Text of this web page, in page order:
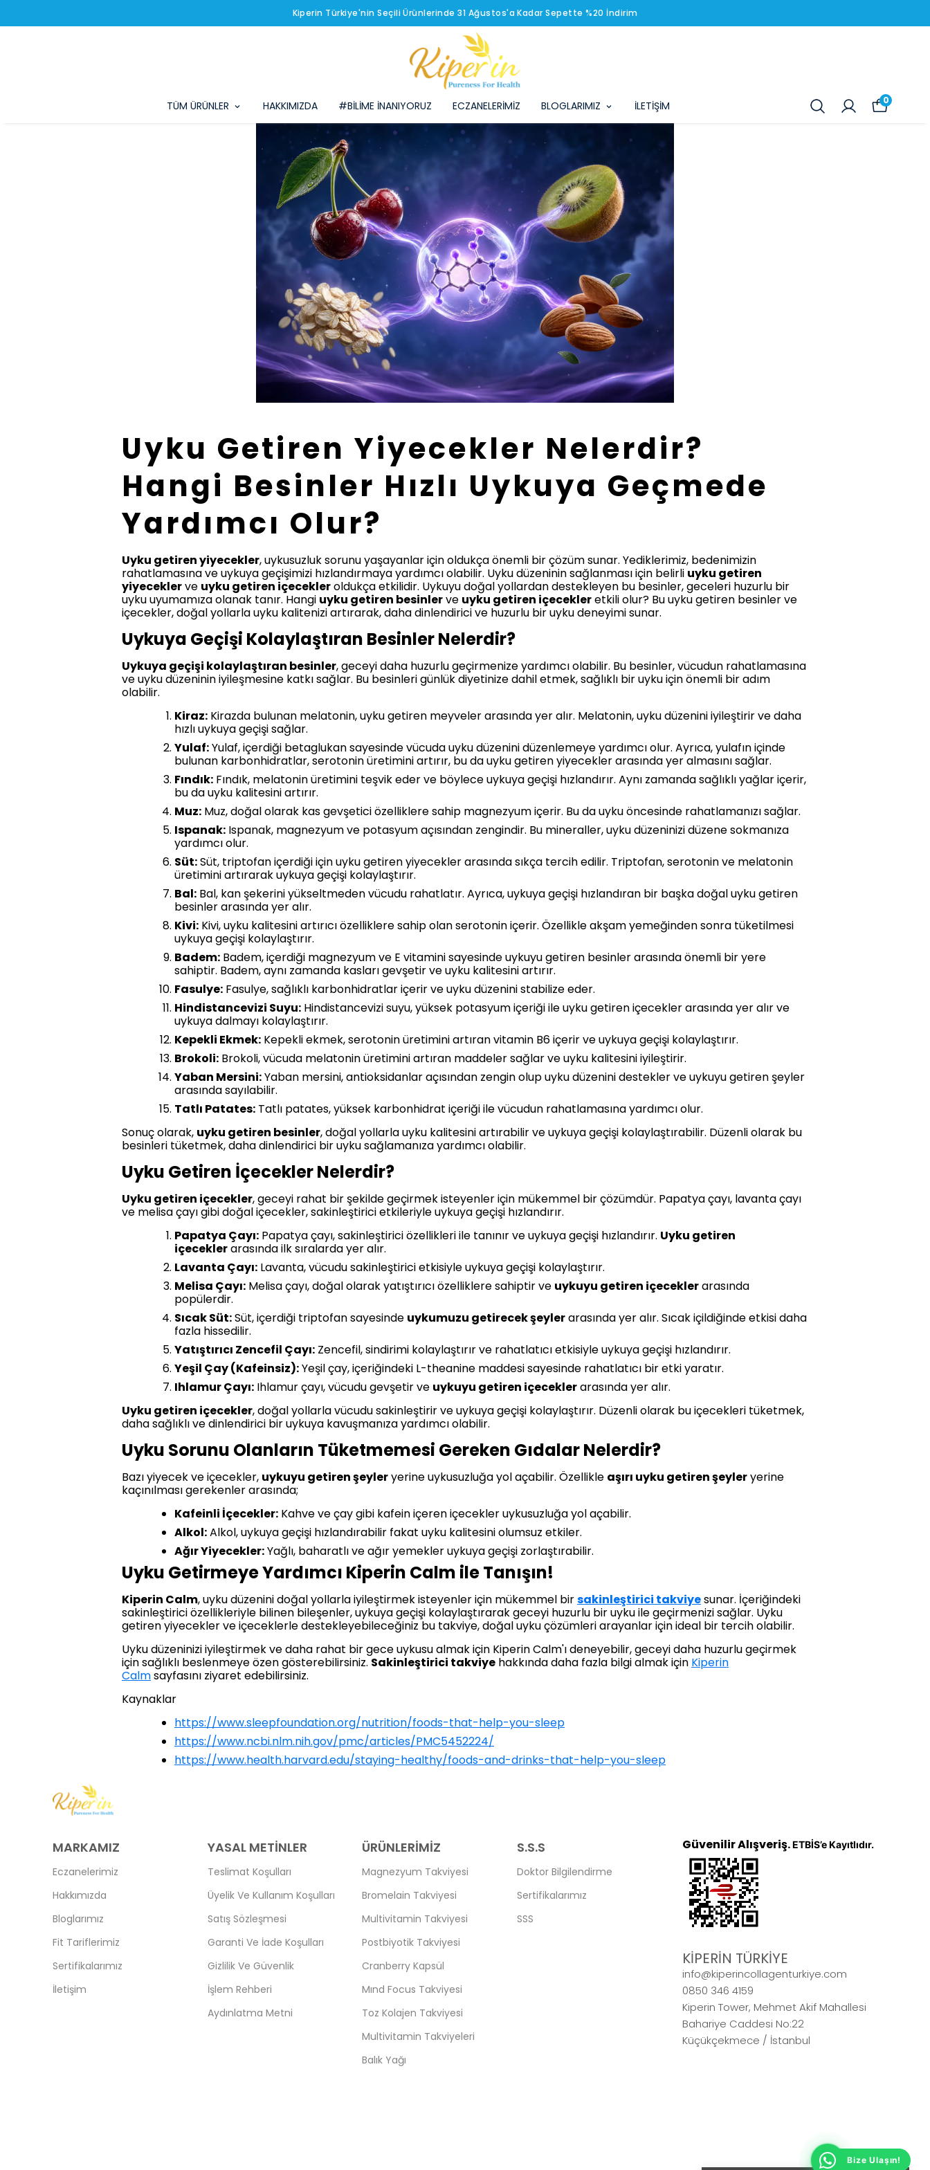
Kiperin Türkiye'nin Seçili Ürünlerinde 31 Ağustos'a Kadar Sepette %20 İndirim
TÜM ÜRÜNLER HAKKIMIZDA #BİLİME İNANIYORUZ ECZANELERİMİZ BLOGLARIMIZ İLETİŞİM 0
Uyku Getiren Yiyecekler Nelerdir?
Hangi Besinler Hızlı Uykuya Geçmede
Yardımcı Olur?
Uyku getiren yiyecekler, uykusuzluk sorunu yaşayanlar için oldukça önemli bir çözüm sunar. Yediklerimiz, bedenimizin
rahatlamasına ve uykuya geçişimizi hızlandırmaya yardımcı olabilir. Uyku düzeninin sağlanması için belirli uyku getiren
yiyeceklerve uyku getiren içecekleroldukça etkilidir. Uykuyu doğal yollardan destekleyen bu besinler, geceleri huzurlu bir
uyku uyumamıza olanak tanır. Hangi uyku getiren besinlerve uyku getiren içecekleretkili olur? Bu uyku getiren besinler ve
içecekler, doğal yollarla uyku kalitenizi artırarak, daha dinlendirici ve huzurlu bir uyku deneyimi sunar.
Uykuya Geçişi Kolaylaştıran Besinler Nelerdir?
Uykuya geçişi kolaylaştıran besinler, geceyi daha huzurlu geçirmenize yardımcı olabilir. Bu besinler, vücudun rahatlamasına
ve uyku düzeninin iyileşmesine katkı sağlar. Bu besinleri günlük diyetinize dahil etmek, sağlıklı bir uyku için önemli bir adım
olabilir.
Kiraz: Kirazda bulunan melatonin, uyku getiren meyveler arasında yer alır. Melatonin, uyku düzenini iyileştirir ve daha
hızlı uykuya geçişi sağlar.
Yulaf:Yulaf, içerdiği betaglukan sayesinde vücuda uyku düzenini düzenlemeye yardımcı olur. Ayrıca, yulafın içinde
bulunan karbonhidratlar, serotonin üretimini artırır, bu da uyku getiren yiyecekler arasında yer almasını sağlar.
Fındık: Fındık, melatonin üretimini teşvik eder ve böylece uykuya geçişi hızlandırır. Aynı zamanda sağlıklı yağlar içerir,
bu da uyku kalitesini artırır.
Muz: Muz, doğal olarak kas gevşetici özelliklere sahip magnezyum içerir. Bu da uyku öncesinde rahatlamanızı sağlar.
Ispanak: Ispanak, magnezyum ve potasyum açısından zengindir. Bu mineraller, uyku düzeninizi düzene sokmanıza
yardımcı olur.
Süt:Süt, triptofan içerdiği için uyku getiren yiyecekler arasında sıkça tercih edilir. Triptofan, serotonin ve melatonin
üretimini artırarak uykuya geçişi kolaylaştırır.
Bal: Bal, kan şekerini yükseltmeden vücudu rahatlatır. Ayrıca, uykuya geçişi hızlandıran bir başka doğal uyku getiren
besinler arasında yer alır.
Kivi: Kivi, uyku kalitesini artırıcı özelliklere sahip olan serotonin içerir. Özellikle akşam yemeğinden sonra tüketilmesi
uykuya geçişi kolaylaştırır.
Badem: Badem, içerdiği magnezyum ve E vitamini sayesinde uykuyu getiren besinler arasında önemli bir yere
sahiptir. Badem, aynı zamanda kasları gevşetir ve uyku kalitesini artırır.
Fasulye: Fasulye, sağlıklı karbonhidratlar içerir ve uyku düzenini stabilize eder.
Hindistancevizi Suyu: Hindistancevizi suyu, yüksek potasyum içeriği ile uyku getiren içecekler arasında yer alır ve
uykuya dalmayı kolaylaştırır.
Kepekli Ekmek: Kepekli ekmek, serotonin üretimini artıran vitamin B6 içerir ve uykuya geçişi kolaylaştırır.
Brokoli: Brokoli, vücuda melatonin üretimini artıran maddeler sağlar ve uyku kalitesini iyileştirir.
Yaban Mersini:Yaban mersini, antioksidanlar açısından zengin olup uyku düzenini destekler ve uykuyu getiren şeyler
arasında sayılabilir.
Tatlı Patates: Tatlı patates, yüksek karbonhidrat içeriği ile vücudun rahatlamasına yardımcı olur.
Sonuç olarak, uyku getiren besinler, doğal yollarla uyku kalitesini artırabilir ve uykuya geçişi kolaylaştırabilir. Düzenli olarak bu
besinleri tüketmek, daha dinlendirici bir uyku sağlamanıza yardımcı olabilir.
Uyku Getiren İçecekler Nelerdir?
Uyku getiren içecekler, geceyi rahat bir şekilde geçirmek isteyenler için mükemmel bir çözümdür. Papatya çayı, lavanta çayı
ve melisa çayı gibi doğal içecekler, sakinleştirici etkileriyle uykuya geçişi hızlandırır.
Papatya Çayı: Papatya çayı, sakinleştirici özellikleri ile tanınır ve uykuya geçişi hızlandırır. Uyku getiren
içeceklerarasında ilk sıralarda yer alır.
Lavanta Çayı: Lavanta, vücudu sakinleştirici etkisiyle uykuya geçişi kolaylaştırır.
Melisa Çayı: Melisa çayı, doğal olarak yatıştırıcı özelliklere sahiptir ve uykuyu getiren içeceklerarasında
popülerdir.
Sıcak Süt:Süt, içerdiği triptofan sayesinde uykumuzu getirecek şeylerarasında yer alır. Sıcak içildiğinde etkisi daha
fazla hissedilir.
Yatıştırıcı Zencefil Çayı: Zencefil, sindirimi kolaylaştırır ve rahatlatıcı etkisiyle uykuya geçişi hızlandırır.
Yeşil Çay (Kafeinsiz):Yeşil çay, içeriğindeki L-theanine maddesi sayesinde rahatlatıcı bir etki yaratır.
Ihlamur Çayı: Ihlamur çayı, vücudu gevşetir ve uykuyu getiren içeceklerarasında yer alır.
Uyku getiren içecekler, doğal yollarla vücudu sakinleştirir ve uykuya geçişi kolaylaştırır. Düzenli olarak bu içecekleri tüketmek,
daha sağlıklı ve dinlendirici bir uykuya kavuşmanıza yardımcı olabilir.
Uyku Sorunu Olanların Tüketmemesi Gereken Gıdalar Nelerdir?
Bazı yiyecek ve içecekler, uykuyu getiren şeyleryerine uykusuzluğa yol açabilir. Özellikle aşırı uyku getiren şeyleryerine
kaçınılması gerekenler arasında;
Kafeinli İçecekler: Kahve ve çay gibi kafein içeren içecekler uykusuzluğa yol açabilir.
Alkol:Alkol, uykuya geçişi hızlandırabilir fakat uyku kalitesini olumsuz etkiler.
Ağır Yiyecekler:Yağlı, baharatlı ve ağır yemekler uykuya geçişi zorlaştırabilir.
Uyku Getirmeye Yardımcı Kiperin Calm ile Tanışın!
Kiperin Calm, uyku düzenini doğal yollarla iyileştirmek isteyenler için mükemmel birsakinleştirici takviyesunar. İçeriğindeki
sakinleştirici özellikleriyle bilinen bileşenler, uykuya geçişi kolaylaştırarak geceyi huzurlu bir uyku ile geçirmenizi sağlar. Uyku
getiren yiyecekler ve içeceklerle destekleyebileceğiniz bu takviye, doğal uyku çözümleri arayanlar için ideal bir tercih olabilir.
Uyku düzeninizi iyileştirmek ve daha rahat bir gece uykusu almak için Kiperin Calm'ı deneyebilir, geceyi daha huzurlu geçirmek
için sağlıklı beslenmeye özen gösterebilirsiniz. Sakinleştirici takviye hakkında daha fazla bilgi almak için Kiperin
Calmsayfasını ziyaret edebilirsiniz.
Kaynaklar
https://www.sleepfoundation.org/nutrition/foods-that-help-you-sleep
https://www.ncbi.nlm.nih.gov/pmc/articles/PMC5452224/
https://www.health.harvard.edu/staying-healthy/foods-and-drinks-that-help-you-sleep
MARKAMIZ
Eczanelerimiz
Hakkımızda
Bloglarımız
Fit Tariflerimiz
Sertifikalarımız
İletişim
YASAL METİNLER
Teslimat Koşulları
Üyelik Ve Kullanım Koşulları
Satış Sözleşmesi
Garanti Ve İade Koşulları
Gizlilik Ve Güvenlik
İşlem Rehberi
Aydınlatma Metni
ÜRÜNLERİMİZ
Magnezyum Takviyesi
Bromelain Takviyesi
Multivitamin Takviyesi
Postbiyotik Takviyesi
Cranberry Kapsül
Mınd Focus Takviyesi
Toz Kolajen Takviyesi
Multivitamin Takviyeleri
Balık Yağı
S.S.S
Doktor Bilgilendirme
Sertifikalarımız
SSS
Güvenilir Alışveriş.ETBİS’e Kayıtlıdır.
KİPERİN TÜRKİYE
info@kiperincollagenturkiye.com
0850 346 4159
Kiperin Tower, Mehmet Akif Mahallesi
Bahariye Caddesi No:22
Küçükçekmece / İstanbul